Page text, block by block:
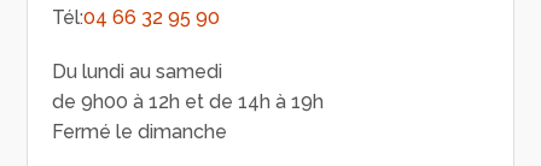
Tél:04 66 32 95 90
Du lundi au samedi
de 9h00 à 12h et de 14h à 19h
Fermé le dimanche